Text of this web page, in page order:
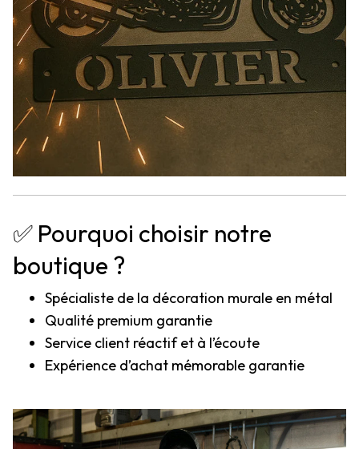
✅ Pourquoi choisir notre
boutique ?
Spécialiste de la décoration murale en métal
Qualité premium garantie
Service client réactif et à l’écoute
Expérience d’achat mémorable garantie